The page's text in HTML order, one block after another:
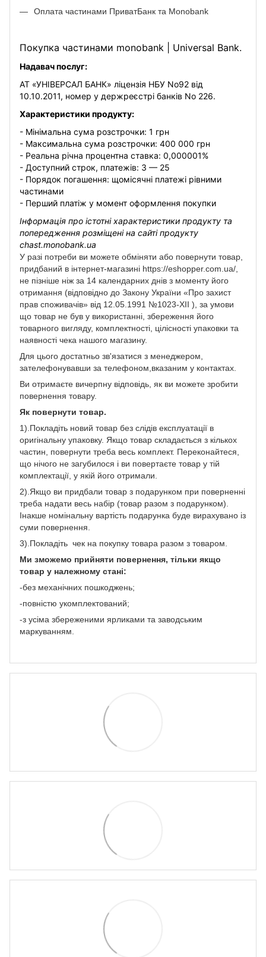
Оплата частинами ПриватБанк та Monobank
Покупка частинами monobank | Universal Bank.
Надавач послуг:
АТ «УНІВЕРСАЛ БАНК» ліцензія НБУ No92 від
10.10.2011, номер у держреєстрі банків No 226.
Характеристики продукту:
- Мінімальна сума розстрочки: 1 грн
- Максимальна сума розстрочки: 400 000 грн
- Реальна річна процентна ставка: 0,000001%
- Доступний строк, платежів: 3 — 25
- Порядок погашення: щомісячні платежі рівними
частинами
- Перший платіж у момент оформлення покупки
Інформація про істотні характеристики продукту та
попередження розміщені на сайті продукту
chast.monobank.ua
У разі потреби ви можете обміняти або повернути товар,
придбаний в інтернет-магазині https://eshopper.com.ua/,
не пізніше ніж за 14 календарних днів з моменту його
отримання (відповідно до Закону України «Про захист
прав споживачів» від 12.05.1991 №1023-XII ), за умови
що товар не був у використанні, збереження його
товарного вигляду, комплектності, цілісності упаковки та
наявності чека нашого магазину.
Для цього достатньо зв'язатися з менеджером,
зателефонувавши за телефоном,вказаним у контактах.
Ви отримаєте вичерпну відповідь, як ви можете зробити
повернення товару.
Як повернути товар.
1).Покладіть новий товар без слідів експлуатації в
оригінальну упаковку. Якщо товар складається з кількох
частин, повернути треба весь комплект. Переконайтеся,
що нічого не загубилося і ви повертаєте товар у тій
комплектації, у якій його отримали.
2).Якщо ви придбали товар з подарунком при поверненні
треба надати весь набір (товар разом з подарунком).
Інакше номінальну вартість подарунка буде вирахувано із
суми повернення.
3).Покладіть чек на покупку товара разом з товаром.
Ми зможемо прийняти повернення, тільки якщо
товар у належному стані:
-без механічних пошкоджень;
-повністю укомплектований;
-з усіма збереженими ярликами та заводським
маркуванням.